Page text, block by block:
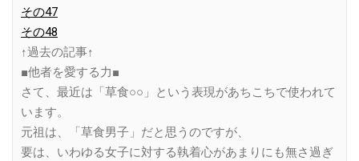
その47
その48
↑過去の記事↑
■他者を愛する力■
さて、最近は「草食○○」という表現があちこちで使われて
います。
元祖は、「草食男子」だと思うのですが、
要は、いわゆる女子に対する執着心があまりにも無さ過ぎ